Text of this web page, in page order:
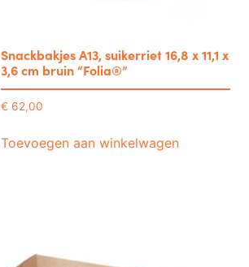
Snackbakjes A13, suikerriet 16,8 x 11,1 x
3,6 cm bruin “Folia®”
€ 62,00
Toevoegen aan winkelwagen